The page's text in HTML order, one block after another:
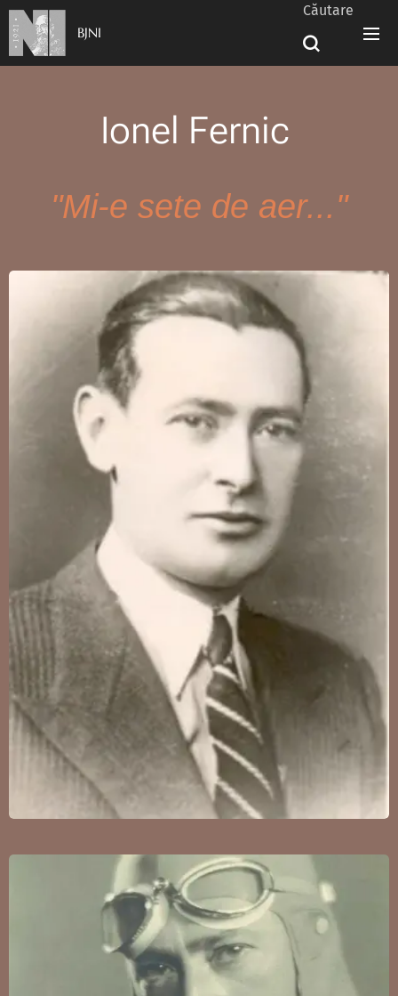
BJNI
Căutare
Ionel Fernic
"Mi-e sete de aer..."